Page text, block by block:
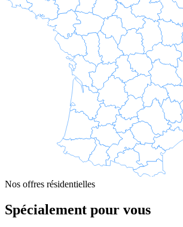
Nos offres résidentielles
Spécialement pour vous